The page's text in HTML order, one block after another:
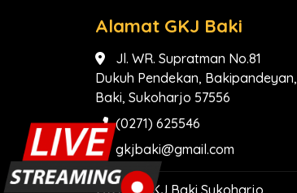
Alamat GKJ Baki
Jl. WR. Supratman No.81
Dukuh Pendekan, Bakipandeyan,
Baki, Sukoharjo 57556
(0271) 625546
gkjbaki@gmail.com